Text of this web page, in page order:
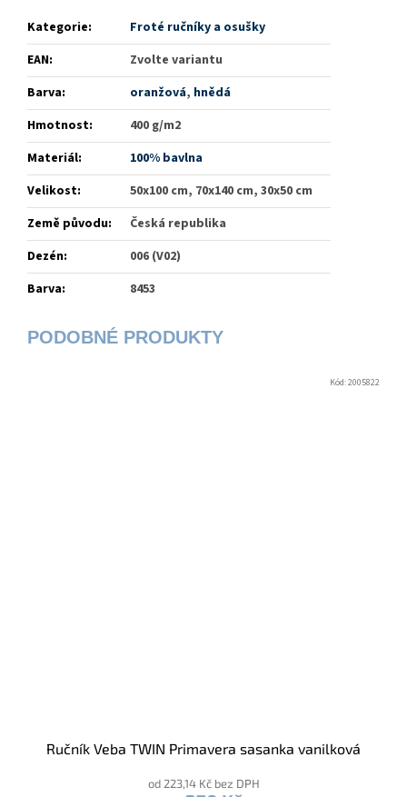
Kategorie:
Froté ručníky a osušky
EAN:
Zvolte variantu
Barva: oranžová, hnědá
Hmotnost:
400 g/m2
Materiál:
100% bavlna
Velikost:
50x100 cm, 70x140 cm, 30x50 cm
Země původu:
Česká republika
Dezén:
006 (V02)
Barva: 8453
Ručník Veba TWIN Primavera sasanka vanilková
od 223,14 Kč bez DPH
Kód:2005822